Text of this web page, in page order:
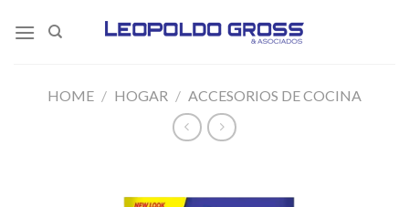
HOME / HOGAR / ACCESORIOS DE COCINA